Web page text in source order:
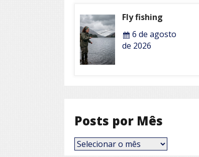
Fly fishing
6 de agosto
de 2026
Posts por Mês
Posts
por